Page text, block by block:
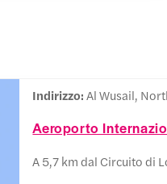
Indirizzo:Al Wusail,
Aeroporto
A 5,7 km dal Circuito di